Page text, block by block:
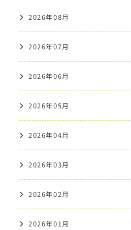
2026年08月
2026年07月
2026年06月
2026年05月
2026年04月
2026年03月
2026年02月
2026年01月